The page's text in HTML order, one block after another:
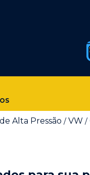
Alta Pressão / VW /